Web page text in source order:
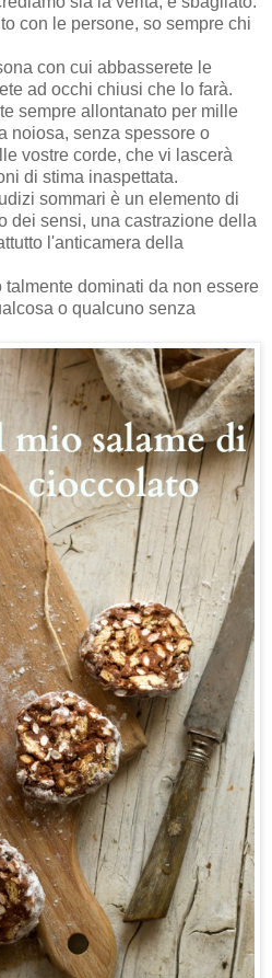
con le persone, so sempre chi
con cui abbasserete le
ad occhi chiusi che lo farà.
sempre allontanato per mille
noiosa, senza spessore o
vostre corde, che vi lascerà
di stima inaspettata.
sommari è un elemento di
dei sensi, una castrazione della
l'anticamera della
talmente dominati da non essere
o qualcuno senza